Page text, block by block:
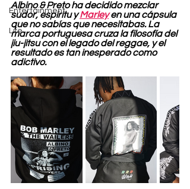
Entertainment
Life
Albino & Preto ha decidido mezclar
sudor, espíritu y Marley en una cápsula
que no sabías que necesitabas. La
marca portuguesa cruza la filosofía del
jiu-jitsu con el legado del reggae, y el
resultado es tan inesperado como
adictivo.